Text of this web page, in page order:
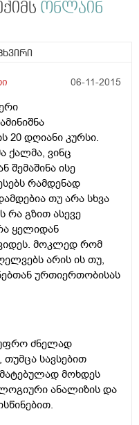
ონლაინ
06-11-2015
20 დღიანი კურსი.
ქალმა, ვინც
შემაშინა ისე
რამდენად
თუ არა სხვა
რა გზით ასევე
ყელიდან
მოკლედ რომ
არის ის თუ,
ურთიერთობისას
ძნელად
სავსებით
მოხდეს
ანალიზის და